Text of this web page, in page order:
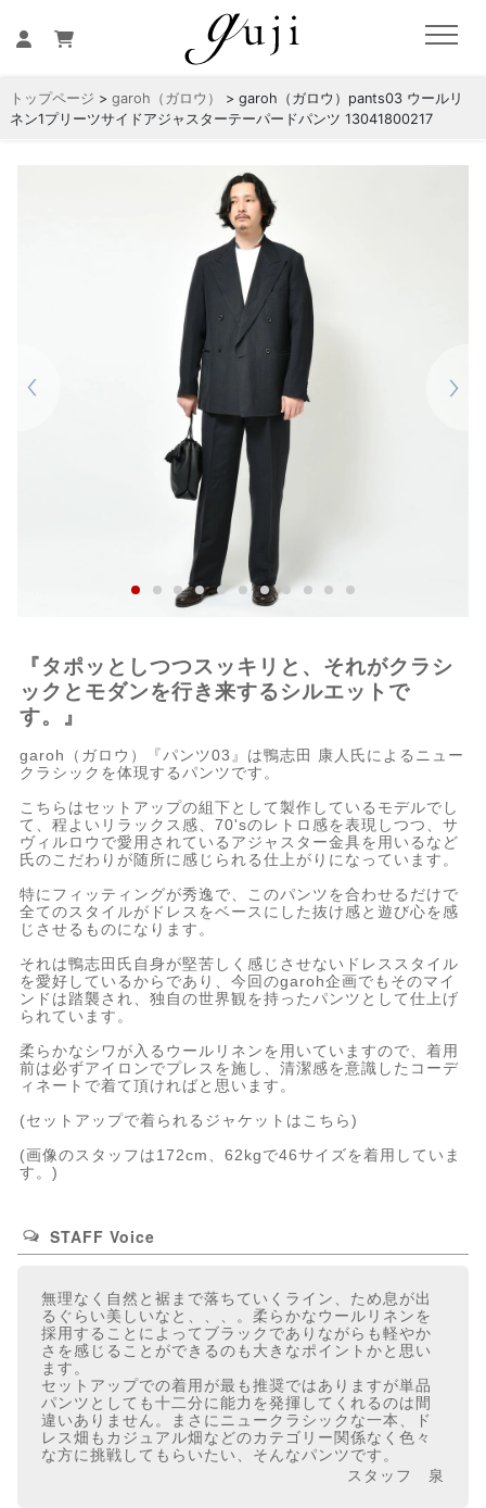
トップページ > garoh（ガロウ）
> garoh（ガロウ）pants03 ウールリ
ネン1プリーツサイドアジャスターテーパードパンツ 13041800217
『タポッとしつつスッキリと、それがクラシ
ックとモダンを行き来するシルエットで
す。』
garoh（ガロウ）『パンツ03』は鴨志田 康人氏によるニュー
クラシックを体現するパンツです。
こちらはセットアップの組下として製作しているモデルでし
て、程よいリラックス感、70'sのレトロ感を表現しつつ、サ
ヴィルロウで愛用されているアジャスター金具を用いるなど
氏のこだわりが随所に感じられる仕上がりになっています。
特にフィッティングが秀逸で、このパンツを合わせるだけで
全てのスタイルがドレスをベースにした抜け感と遊び心を感
じさせるものになります。
それは鴨志田氏自身が堅苦しく感じさせないドレススタイル
を愛好しているからであり、今回のgaroh企画でもそのマイ
ンドは踏襲され、独自の世界観を持ったパンツとして仕上げ
られています。
柔らかなシワが入るウールリネンを用いていますので、着用
前は必ずアイロンでプレスを施し、清潔感を意識したコーデ
ィネートで着て頂ければと思います。
(セットアップで着られるジャケットはこちら)
(画像のスタッフは172cm、62kgで46サイズを着用していま
す。)
STAFF Voice
無理なく自然と裾まで落ちていくライン、ため息が出
るぐらい美しいなと、、、。柔らかなウールリネンを
採用することによってブラックでありながらも軽やか
さを感じることができるのも大きなポイントかと思い
ます。
セットアップでの着用が最も推奨ではありますが単品
パンツとしても十二分に能力を発揮してくれるのは間
違いありません。まさにニュークラシックな一本、ド
レス畑もカジュアル畑などのカテゴリー関係なく色々
な方に挑戦してもらいたい、そんなパンツです。
スタッフ 泉